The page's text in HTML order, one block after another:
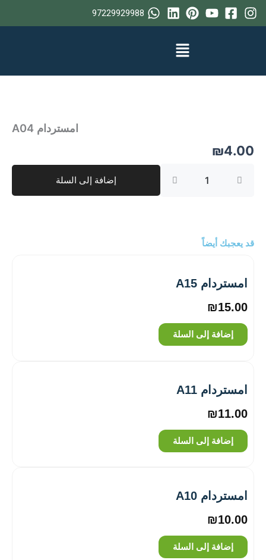
تخطي
إلى
97229929988
امستردام A04
₪4.00
امستردام
إضافة إلى السلة
قد يعجبك أيضاً
امستردام A15
₪15.00
إضافة إلى السلة
امستردام A11
₪11.00
إضافة إلى السلة
امستردام A10
₪10.00
إضافة إلى السلة